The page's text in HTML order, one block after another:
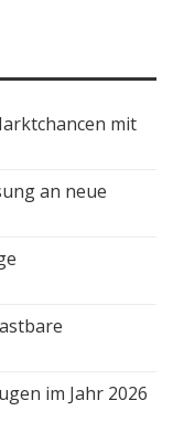
mit
an neue
im Jahr 2026